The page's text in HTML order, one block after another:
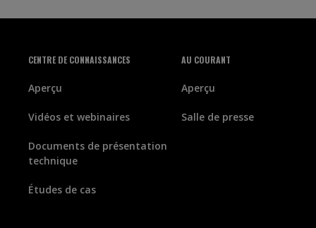
CENTRE DE CONNAISSANCES
Aperçu
Vidéos et webinaires
Documents de présentation
technique
Études de cas
AU COURANT
Aperçu
Salle de presse